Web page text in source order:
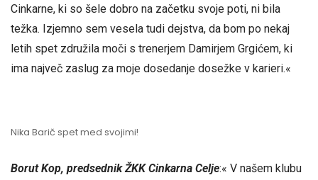
Cinkarne, ki so šele dobro na začetku svoje poti, ni bila
težka. Izjemno sem vesela tudi dejstva, da bom po nekaj
letih spet združila moči s trenerjem Damirjem Grgićem, ki
ima največ zaslug za moje dosedanje dosežke v karieri.«
Nika Barič spet med svojimi!
Borut Kop, predsednik ŽKK Cinkarna Celje:« V našem klubu